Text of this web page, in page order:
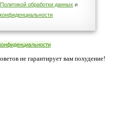
вы соглашаетесь с нашей